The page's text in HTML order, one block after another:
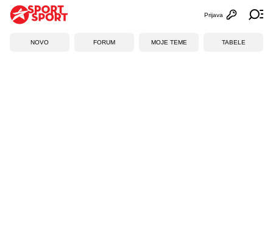
Otvori
Prijava
NOVO FORUM MOJE TEME TABELE